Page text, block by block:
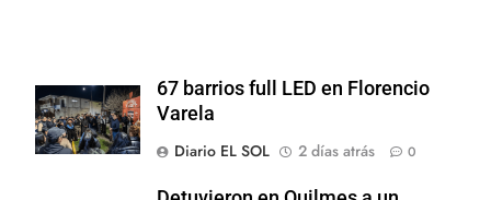
67 barrios full LED en Florencio
Varela
Diario EL SOL
2 días atrás 0